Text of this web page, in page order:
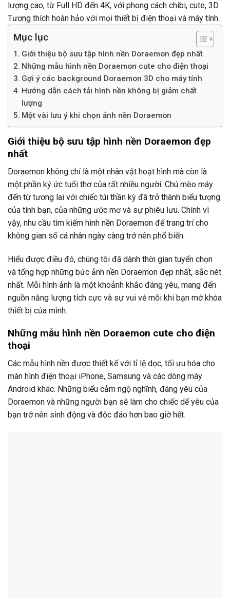
lượng cao, từ Full HD đến 4K, với phong cách chibi, cute, 3D.
Tương thích hoàn hảo với mọi thiết bị điện thoại và máy tính.
Mục lục
Giới thiệu bộ sưu tập hình nền Doraemon đẹp nhất
Những mẫu hình nền Doraemon cute cho điện thoại
Gợi ý các background Doraemon 3D cho máy tính
Hướng dẫn cách tải hình nền không bị giảm chất
lượng
Một vài lưu ý khi chọn ảnh nền Doraemon
Giới thiệu bộ sưu tập hình nền Doraemon đẹp
nhất
Doraemon không chỉ là một nhân vật hoạt hình mà còn là
một phần ký ức tuổi thơ của rất nhiều người. Chú mèo máy
đến từ tương lai với chiếc túi thần kỳ đã trở thành biểu tượng
của tình bạn, của những ước mơ và sự phiêu lưu. Chính vì
vậy, nhu cầu tìm kiếm hình nền Doraemon để trang trí cho
không gian số cá nhân ngày càng trở nên phổ biến.
Hiểu được điều đó, chúng tôi đã dành thời gian tuyển chọn
và tổng hợp những bức ảnh nền Doraemon đẹp nhất, sắc nét
nhất. Mỗi hình ảnh là một khoảnh khắc đáng yêu, mang đến
nguồn năng lượng tích cực và sự vui vẻ mỗi khi bạn mở khóa
thiết bị của mình.
Những mẫu hình nền Doraemon cute cho điện
thoại
Các mẫu hình nền được thiết kế với tỉ lệ dọc, tối ưu hóa cho
màn hình điện thoại iPhone, Samsung và các dòng máy
Android khác. Những biểu cảm ngộ nghĩnh, đáng yêu của
Doraemon và những người bạn sẽ làm cho chiếc dế yêu của
bạn trở nên sinh động và độc đáo hơn bao giờ hết.